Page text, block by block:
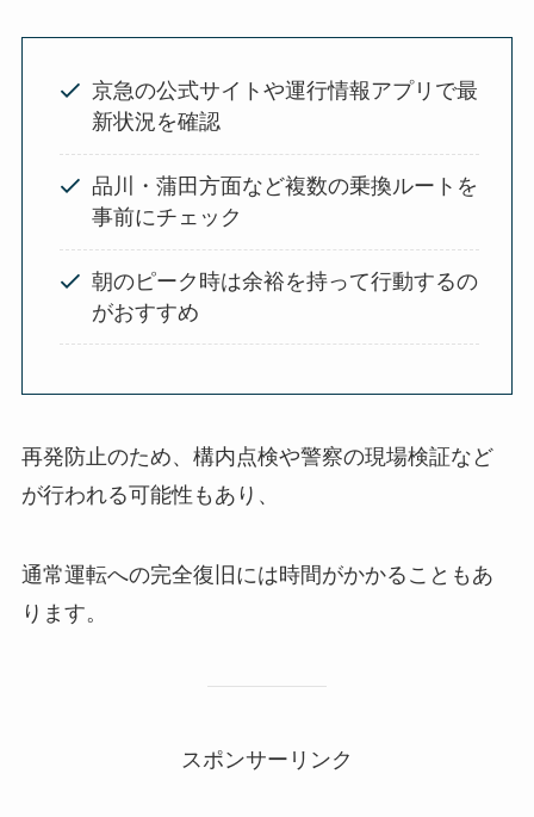
京急の公式サイトや運行情報アプリで最
新状況を確認
品川・蒲田方面など複数の乗換ルートを
事前にチェック
朝のピーク時は余裕を持って行動するの
がおすすめ
再発防止のため、構内点検や警察の現場検証など
が行われる可能性もあり、
通常運転への完全復旧には時間がかかることもあ
ります。
スポンサーリンク